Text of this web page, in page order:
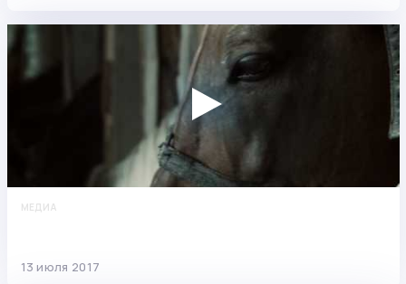
МЕДИА
13 июля 2017